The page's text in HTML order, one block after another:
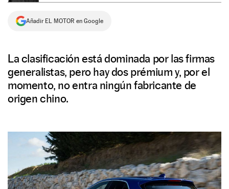
Añadir EL MOTOR en Google
La clasificación está dominada por las firmas
generalistas, pero hay dos prémium y, por el
momento, no entra ningún fabricante de
origen chino.